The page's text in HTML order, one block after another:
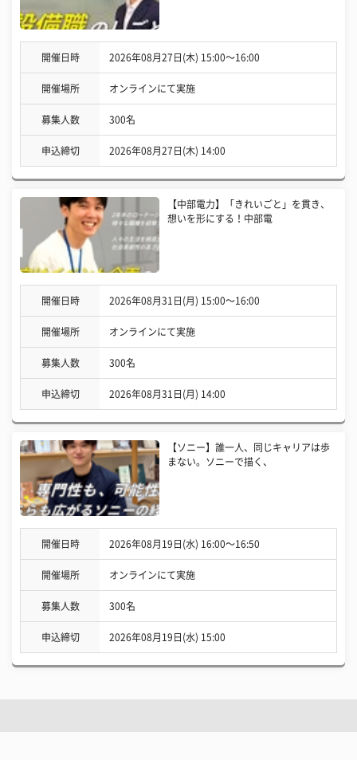
開催日時 2026年08月27日(木) 15:00〜16:00
開催場所 オンラインにて実施
募集人数 300名
申込締切 2026年08月27日(木) 14:00
【中部電力】「きれいごと」を貫き、
想いを形にする！中部電
開催日時 2026年08月31日(月) 15:00〜16:00
開催場所 オンラインにて実施
募集人数 300名
申込締切 2026年08月31日(月) 14:00
【ソニー】誰一人、同じキャリアは歩
まない。ソニーで描く、
開催日時 2026年08月19日(水) 16:00〜16:50
開催場所 オンラインにて実施
募集人数 300名
申込締切 2026年08月19日(水) 15:00